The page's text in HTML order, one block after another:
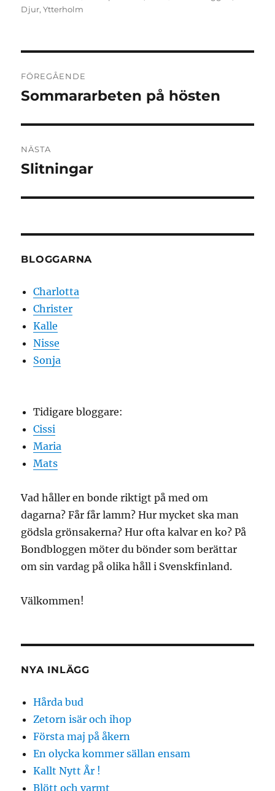
Djur,Ytterholm
FÖREGÅENDE
Föregående
Sommararbeten på hösten
NÄSTA
Nästa
Slitningar
BLOGGARNA
Charlotta
Christer
Kalle
Nisse
Sonja
Tidigare bloggare:
Cissi
Maria
Mats
Vad håller en bonde riktigt på med om
dagarna? Får får lamm? Hur mycket ska man
gödsla grönsakerna? Hur ofta kalvar en ko? På
Bondbloggen möter du bönder som berättar
om sin vardag på olika håll i Svenskfinland.
Välkommen!
NYA INLÄGG
Hårda bud
Zetorn isär och ihop
Första maj på åkern
En olycka kommer sällan ensam
Kallt Nytt År !
Blött och varmt